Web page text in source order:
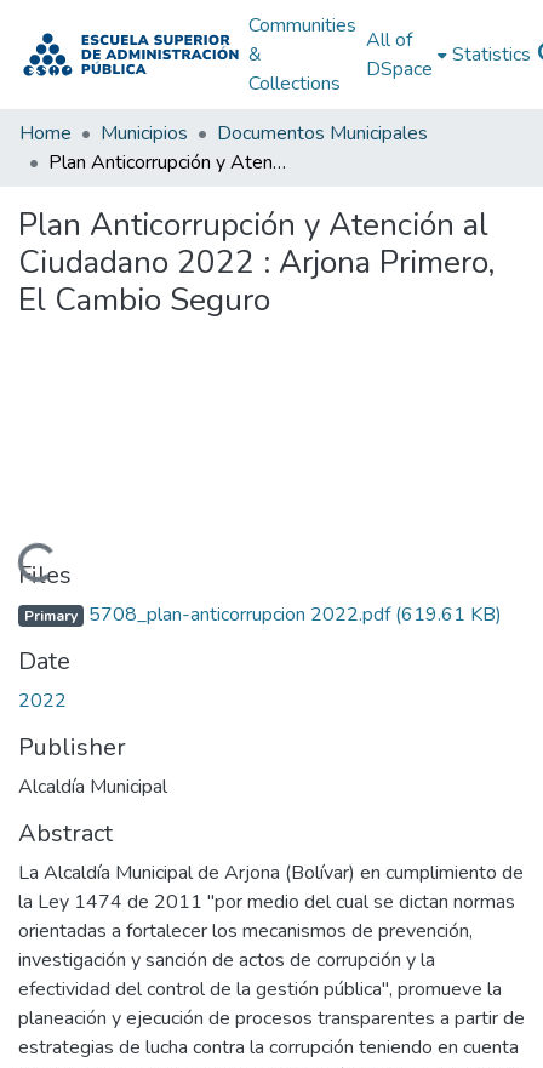
Communities
&
Collections
All of
DSpace
Statistics
Home Municipios
Documentos Municipales
Plan Anticorrupción y Atención al Ciudadano 2022 : Arjona Primero, El Cambio Seguro
Plan Anticorrupción y Atención al
Ciudadano 2022 : Arjona Primero,
El Cambio Seguro
Loading...
Files
Primary 5708_plan-anticorrupcion 2022.pdf(619.61 KB)
Date
2022
Publisher
Alcaldía Municipal
Abstract
La Alcaldía Municipal de Arjona (Bolívar) en cumplimiento de
la Ley 1474 de 2011 "por medio del cual se dictan normas
orientadas a fortalecer los mecanismos de prevención,
investigación y sanción de actos de corrupción y la
efectividad del control de la gestión pública", promueve la
planeación y ejecución de procesos transparentes a partir de
estrategias de lucha contra la corrupción teniendo en cuenta